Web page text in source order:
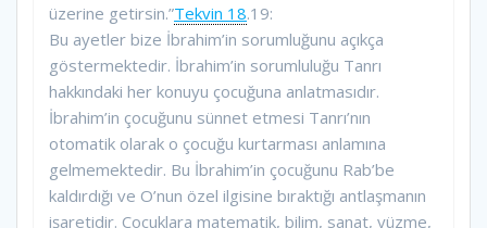
üzerine getirsin.”Tekvin 18.19:
Bu ayetler bize İbrahim’in sorumluğunu açıkça
göstermektedir. İbrahim’in sorumluluğu Tanrı
hakkındaki her konuyu çocuğuna anlatmasıdır.
İbrahim’in çocuğunu sünnet etmesi Tanrı’nın
otomatik olarak o çocuğu kurtarması anlamına
gelmemektedir. Bu İbrahim’in çocuğunu Rab’be
kaldırdığı ve O’nun özel ilgisine bıraktığı antlaşmanın
işaretidir. Çocuklara matematik, bilim, sanat, yüzme,